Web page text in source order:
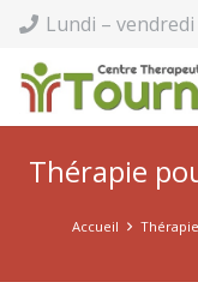
Lundi –
Thérapie
Accueil